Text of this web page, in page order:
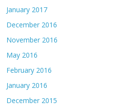
January 2017
December 2016
November 2016
May 2016
February 2016
January 2016
December 2015